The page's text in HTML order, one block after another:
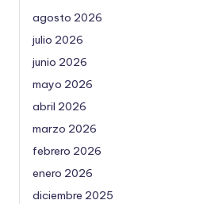
agosto 2026
julio 2026
junio 2026
mayo 2026
abril 2026
marzo 2026
febrero 2026
enero 2026
diciembre 2025